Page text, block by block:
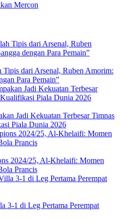
Mercon
Tipis dari Arsenal, Ruben Amorim:
Para Pemain”
Jadi Kekuatan Terbesar Timnas
Piala Dunia 2026
2024/25, Al-Khelaifi: Momen
Prancis
3-1 di Leg Pertama Perempat